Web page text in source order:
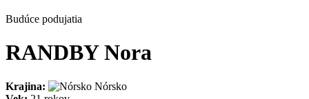
Budúce podujatia
RANDBY Nora
Krajina:
Nórsko